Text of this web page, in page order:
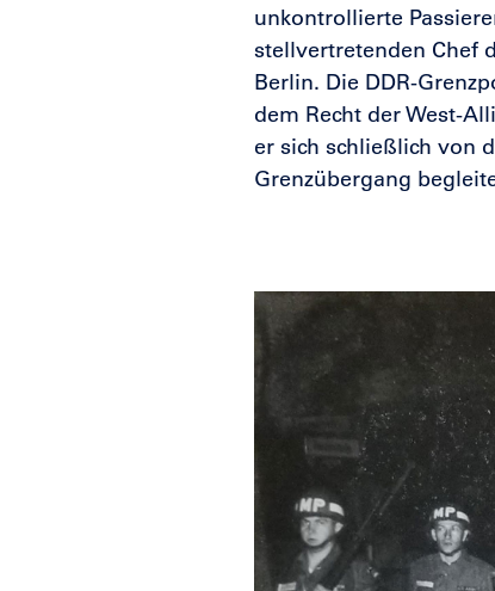
unkontrollierte
stellvertretenden Chef
Berlin. Die DDR-
dem Recht der West-
er sich schließlich von
Grenzübergang